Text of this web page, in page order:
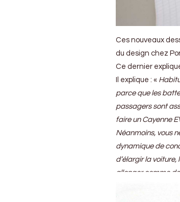
Ces nouveaux
du design chez
Ce dernier
Il explique : «
parce que les
passagers sont
faire un Cayenne
Néanmoins, vous
dynamique de
d’élargir la
allonger comme